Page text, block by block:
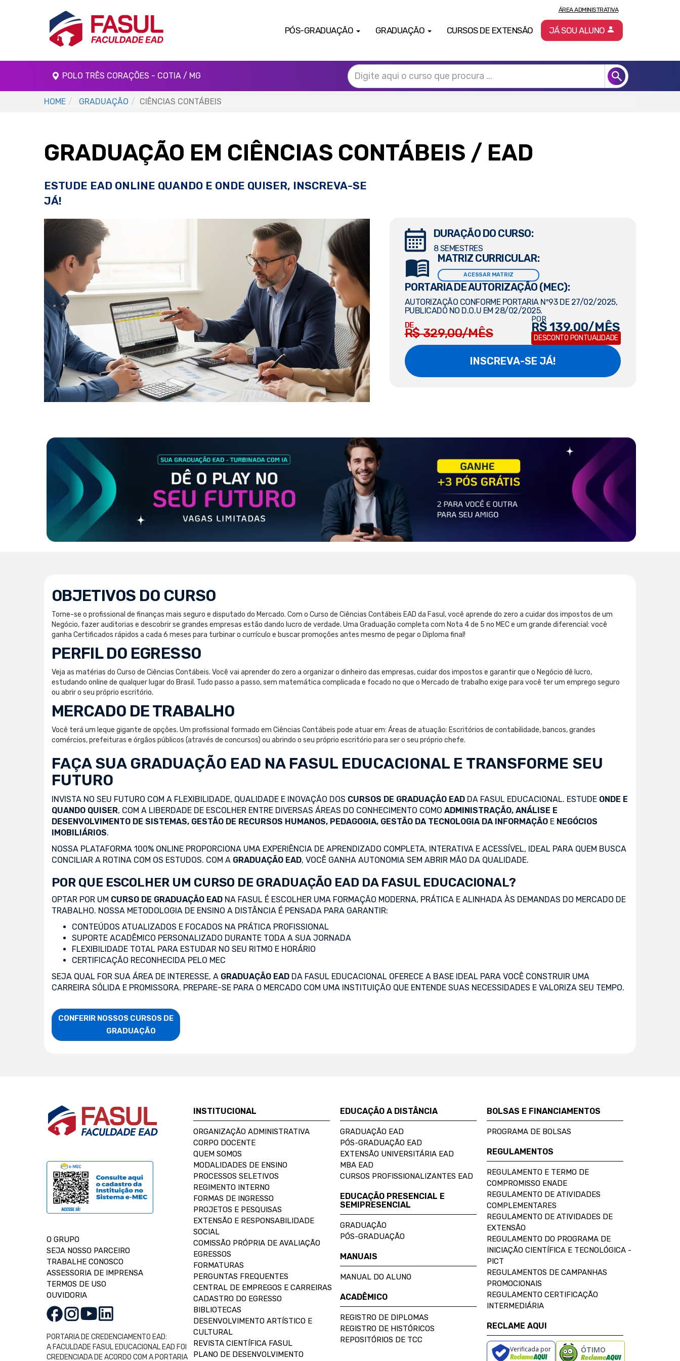
PÓS-GRADUAÇÃO GRADUAÇÃO CURSOS DE EXTENSÃO
ÁREA ADMINISTRATIVA
JÁ SOU ALUNO
POLO TRÊS CORAÇÕES - COTIA / MG
HOME GRADUAÇÃO CIÊNCIAS CONTÁBEIS
GRADUAÇÃO EM CIÊNCIAS CONTÁBEIS / EAD
ESTUDE EAD ONLINE QUANDO E ONDE QUISER, INSCREVA-SE
JÁ!
DURAÇÃO DO CURSO:
8 SEMESTRES
MATRIZ CURRICULAR:
ACESSAR MATRIZ
PORTARIA DE AUTORIZAÇÃO (MEC):
AUTORIZAÇÃO CONFORME PORTARIA Nº93 DE 27/02/2025,
PUBLICADO NO D.O.U EM 28/02/2025.
DE
R$ 329,00/MÊS
POR
R$ 139,00/MÊS
DESCONTO PONTUALIDADE
INSCREVA-SE JÁ!
OBJETIVOS DO CURSO
Torne-se o profissional de finanças mais seguro e disputado do Mercado. Com o Curso de Ciências Contábeis EAD da Fasul, você aprende do zero a cuidar dos impostos de um
Negócio, fazer auditorias e descobrir se grandes empresas estão dando lucro de verdade. Uma Graduação completa com Nota 4 de 5 no MEC e um grande diferencial: você
ganha Certificados rápidos a cada 6 meses para turbinar o currículo e buscar promoções antes mesmo de pegar o Diploma final!
PERFIL DO EGRESSO
Veja as matérias do Curso de Ciências Contábeis. Você vai aprender do zero a organizar o dinheiro das empresas, cuidar dos impostos e garantir que o Negócio dê lucro,
estudando online de qualquer lugar do Brasil. Tudo passo a passo, sem matemática complicada e focado no que o Mercado de trabalho exige para você ter um emprego seguro
ou abrir o seu próprio escritório.
MERCADO DE TRABALHO
Você terá um leque gigante de opções. Um profissional formado em Ciências Contábeis pode atuar em: Áreas de atuação: Escritórios de contabilidade, bancos, grandes
comércios, prefeituras e órgãos públicos (através de concursos) ou abrindo o seu próprio escritório para ser o seu próprio chefe.
FAÇA SUA GRADUAÇÃO EAD NA FASUL EDUCACIONAL E TRANSFORME SEU
FUTURO
INVISTA NO SEU FUTURO COM A FLEXIBILIDADE, QUALIDADE E INOVAÇÃO DOS CURSOS DE GRADUAÇÃO EAD DA FASUL EDUCACIONAL. ESTUDE ONDE E
QUANDO QUISER, COM A LIBERDADE DE ESCOLHER ENTRE DIVERSAS ÁREAS DO CONHECIMENTO COMO ADMINISTRAÇÃO, ANÁLISE E
DESENVOLVIMENTO DE SISTEMAS, GESTÃO DE RECURSOS HUMANOS, PEDAGOGIA, GESTÃO DA TECNOLOGIA DA INFORMAÇÃO E NEGÓCIOS
IMOBILIÁRIOS.
NOSSA PLATAFORMA 100% ONLINE PROPORCIONA UMA EXPERIÊNCIA DE APRENDIZADO COMPLETA, INTERATIVA E ACESSÍVEL, IDEAL PARA QUEM BUSCA
CONCILIAR A ROTINA COM OS ESTUDOS. COM A GRADUAÇÃO EAD, VOCÊ GANHA AUTONOMIA SEM ABRIR MÃO DA QUALIDADE.
POR QUE ESCOLHER UM CURSO DE GRADUAÇÃO EAD DA FASUL EDUCACIONAL?
OPTAR POR UM CURSO DE GRADUAÇÃO EAD NA FASUL É ESCOLHER UMA FORMAÇÃO MODERNA, PRÁTICA E ALINHADA ÀS DEMANDAS DO MERCADO DE
TRABALHO. NOSSA METODOLOGIA DE ENSINO A DISTÂNCIA É PENSADA PARA GARANTIR:
CONTEÚDOS ATUALIZADOS E FOCADOS NA PRÁTICA PROFISSIONAL
SUPORTE ACADÊMICO PERSONALIZADO DURANTE TODA A SUA JORNADA
FLEXIBILIDADE TOTAL PARA ESTUDAR NO SEU RITMO E HORÁRIO
CERTIFICAÇÃO RECONHECIDA PELO MEC
SEJA QUAL FOR SUA ÁREA DE INTERESSE, A GRADUAÇÃO EAD DA FASUL EDUCACIONAL OFERECE A BASE IDEAL PARA VOCÊ CONSTRUIR UMA
CARREIRA SÓLIDA E PROMISSORA. PREPARE-SE PARA O MERCADO COM UMA INSTITUIÇÃO QUE ENTENDE SUAS NECESSIDADES E VALORIZA SEU TEMPO.
CONFERIR NOSSOS CURSOS DE
                    GRADUAÇÃO
O GRUPO
SEJA NOSSO PARCEIRO
TRABALHE CONOSCO
ASSESSORIA DE IMPRENSA
TERMOS DE USO
OUVIDORIA
PORTARIA DE CREDENCIAMENTO EAD:
A FACULDADE FASUL EDUCACIONAL EAD FOI
CREDENCIADA DE ACORDO COM A PORTARIA
INSTITUCIONAL
ORGANIZAÇÃO ADMINISTRATIVA
CORPO DOCENTE
QUEM SOMOS
MODALIDADES DE ENSINO
PROCESSOS SELETIVOS
REGIMENTO INTERNO
FORMAS DE INGRESSO
PROJETOS E PESQUISAS
EXTENSÃO E RESPONSABILIDADE
SOCIAL
COMISSÃO PRÓPRIA DE AVALIAÇÃO
EGRESSOS
FORMATURAS
PERGUNTAS FREQUENTES
CENTRAL DE EMPREGOS E CARREIRAS
CADASTRO DO EGRESSO
BIBLIOTECAS
DESENVOLVIMENTO ARTÍSTICO E
CULTURAL
REVISTA CIENTÍFICA FASUL
PLANO DE DESENVOLVIMENTO
EDUCAÇÃO A DISTÂNCIA
GRADUAÇÃO EAD
PÓS-GRADUAÇÃO EAD
EXTENSÃO UNIVERSITÁRIA EAD
MBA EAD
CURSOS PROFISSIONALIZANTES EAD
EDUCAÇÃO PRESENCIAL E
SEMIPRESENCIAL
GRADUAÇÃO
PÓS-GRADUAÇÃO
MANUAIS
MANUAL DO ALUNO
ACADÊMICO
REGISTRO DE DIPLOMAS
REGISTRO DE HISTÓRICOS
REPOSITÓRIOS DE TCC
BOLSAS E FINANCIAMENTOS
PROGRAMA DE BOLSAS
REGULAMENTOS
REGULAMENTO E TERMO DE
COMPROMISSO ENADE
REGULAMENTO DE ATIVIDADES
COMPLEMENTARES
REGULAMENTO DE ATIVIDADES DE
EXTENSÃO
REGULAMENTO DO PROGRAMA DE
INICIAÇÃO CIENTÍFICA E TECNOLÓGICA -
PICT
REGULAMENTOS DE CAMPANHAS
PROMOCIONAIS
REGULAMENTO CERTIFICAÇÃO
INTERMEDIÁRIA
RECLAME AQUI
Verificada por ÓTIMO